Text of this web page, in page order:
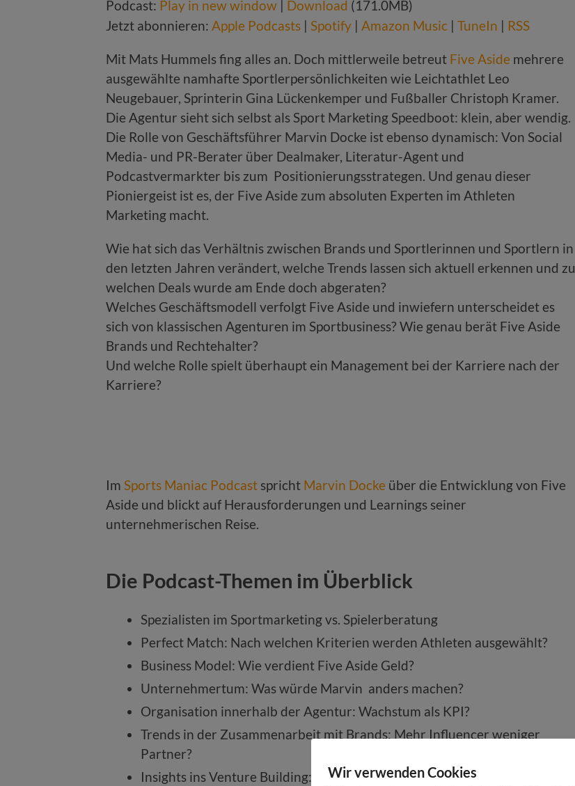
Podcast: Play in new window | Download (171.0MB)
Jetzt abonnieren: Apple Podcasts | Spotify | Amazon Music | TuneIn | RSS
Mit Mats Hummels fing alles an. Doch mittlerweile betreut Five Aside mehrere
ausgewählte namhafte Sportlerpersönlichkeiten wie Leichtathlet Leo
Neugebauer, Sprinterin Gina Lückenkemper und Fußballer Christoph Kramer.
Die Agentur sieht sich selbst als Sport Marketing Speedboot: klein, aber wendig.
Die Rolle von Geschäftsführer Marvin Docke ist ebenso dynamisch: Von Social
Media- und PR-Berater über Dealmaker, Literatur-Agent und
Podcastvermarkter bis zum Positionierungsstrategen. Und genau dieser
Pioniergeist ist es, der Five Aside zum absoluten Experten im Athleten
Marketing macht.
Wie hat sich das Verhältnis zwischen Brands und Sportlerinnen und Sportlern in
den letzten Jahren verändert, welche Trends lassen sich aktuell erkennen und zu
welchen Deals wurde am Ende doch abgeraten?
Welches Geschäftsmodell verfolgt Five Aside und inwiefern unterscheidet es
sich von klassischen Agenturen im Sportbusiness? Wie genau berät Five Aside
Brands und Rechtehalter?
Und welche Rolle spielt überhaupt ein Management bei der Karriere nach der
Karriere?
Im Sports Maniac Podcast spricht Marvin Docke über die Entwicklung von Five
Aside und blickt auf Herausforderungen und Learnings seiner
unternehmerischen Reise.
Die Podcast-Themen im Überblick
Spezialisten im Sportmarketing vs. Spielerberatung
Perfect Match: Nach welchen Kriterien werden Athleten ausgewählt?
Business Model: Wie verdient Five Aside Geld?
Unternehmertum: Was würde Marvin anders machen?
Organisation innerhalb der Agentur: Wachstum als KPI?
Trends in der Zusammenarbeit mit Brands: Mehr Influencer weniger
Partner?
Insights ins Venture Building: Beispiel Baller League
Wir verwenden Cookies